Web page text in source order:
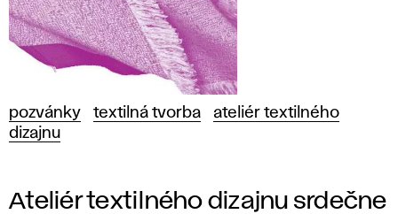
pozvánky textilná tvorba
ateliér textilného
dizajnu
Ateliér textilného dizajnu srdečne